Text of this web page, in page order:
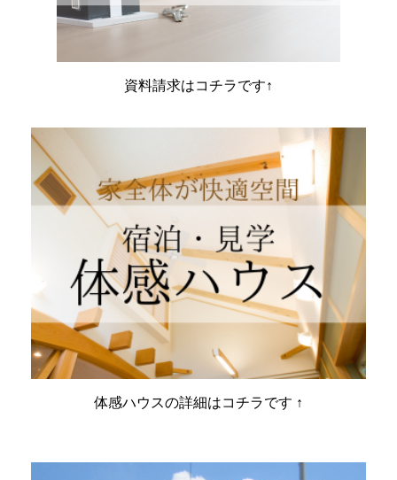
資料請求はコチラです↑
体感ハウスの詳細はコチラです ↑